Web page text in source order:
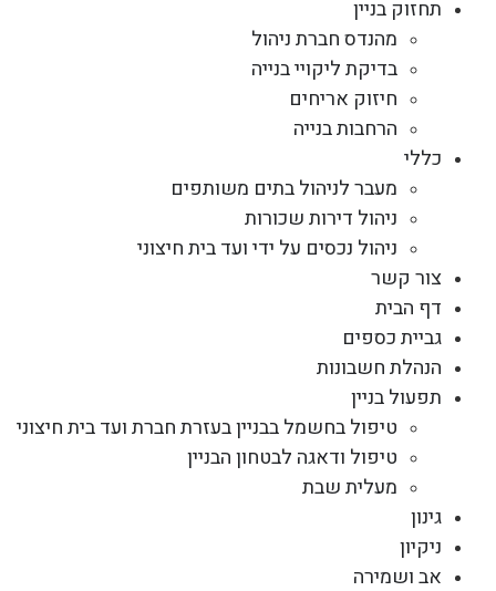
תחזוק בניין
מהנדס חברת ניהול
בדיקת ליקויי בנייה
חיזוק אריחים
הרחבות בנייה
כללי
מעבר לניהול בתים משותפים
ניהול דירות שכורות
ניהול נכסים על ידי ועד בית חיצוני
צור קשר
דף הבית
גביית כספים
הנהלת חשבונות
תפעול בניין
טיפול בחשמל בבניין בעזרת חברת ועד בית חיצוני
טיפול ודאגה לבטחון הבניין
מעלית שבת
גינון
ניקיון
אב ושמירה